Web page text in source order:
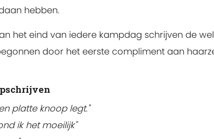
hebben.
het eind van iedere kampdag schrijven de
door het eerste compliment aan
platte knoop legt."
ik het moeilijk"